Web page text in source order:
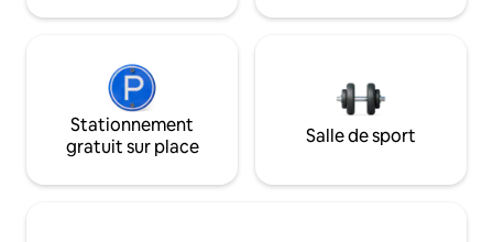
Stationnement
gratuit sur place
Salle de sport